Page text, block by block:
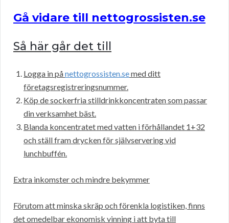
Gå vidare till nettogrossisten.se
Så här går det till
Logga in pånettogrossisten.semed ditt
företagsregistreringsnummer.
Köp de sockerfria stilldrinkkoncentraten som passar
din verksamhet bäst.
Blanda koncentratet med vatten i förhållandet 1+32
och ställ fram drycken för självservering vid
lunchbuffén.
Extra inkomster och mindre bekymmer
Förutom att minska skräp och förenkla logistiken, finns
det omedelbar ekonomisk vinning i att byta till